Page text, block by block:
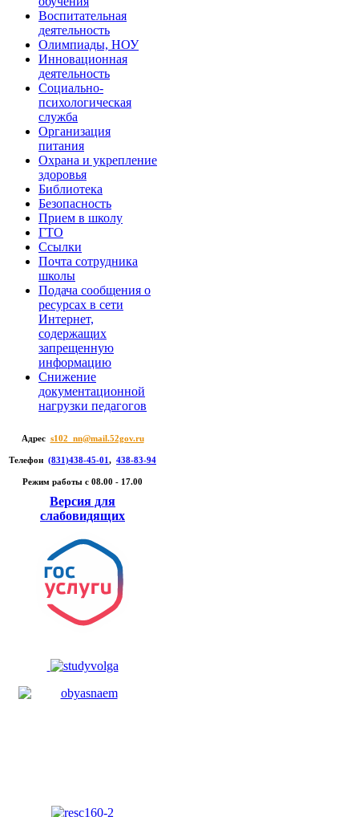
Воспитательная
деятельность
Олимпиады, НОУ
Инновационная
деятельность
Социально-
психологическая
служба
Организация
питания
Охрана и укрепление
здоровья
Библиотека
Безопасность
Прием в школу
ГТО
Ссылки
Почта сотрудника
школы
Подача сообщения о
ресурсах в сети
Интернет,
содержащих
запрещенную
информацию
Снижение
документационной
нагрузки педагогов
Адрес s102_nn@mail.52gov.ru
Телефон (831)438-45-01 , 438-83-94
Режим работы c 08.00 - 17.00
Версия для
слабовидящих